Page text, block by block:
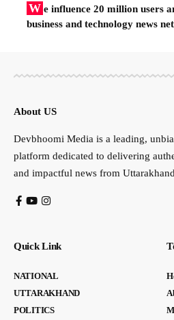
W e influence 20 million users
business and technology news
About US
Devbhoomi Media is a leading,
platform dedicated to delivering
and impactful news from
Quick Link
NATIONAL
UTTARAKHAND
POLITICS